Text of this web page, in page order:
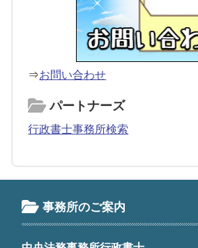
⇒お問い合わせ
パートナーズ
行政書士事務所検索
事務所のご案内